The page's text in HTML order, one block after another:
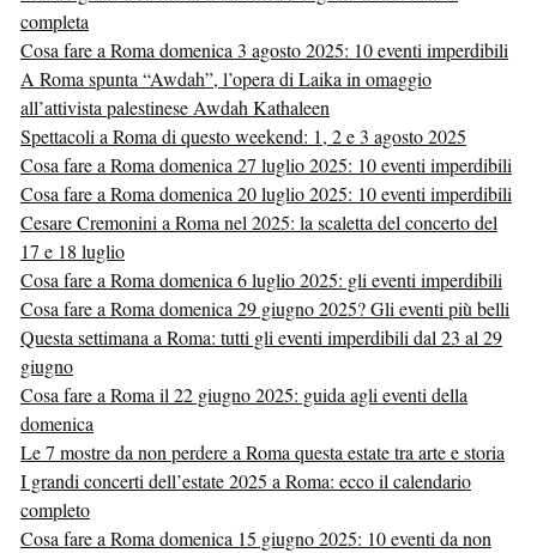
completa
Cosa fare a Roma domenica 3 agosto 2025: 10 eventi imperdibili
A Roma spunta “Awdah”, l’opera di Laika in omaggio
all’attivista palestinese Awdah Kathaleen
Spettacoli a Roma di questo weekend: 1, 2 e 3 agosto 2025
Cosa fare a Roma domenica 27 luglio 2025: 10 eventi imperdibili
Cosa fare a Roma domenica 20 luglio 2025: 10 eventi imperdibili
Cesare Cremonini a Roma nel 2025: la scaletta del concerto del
17 e 18 luglio
Cosa fare a Roma domenica 6 luglio 2025: gli eventi imperdibili
Cosa fare a Roma domenica 29 giugno 2025? Gli eventi più belli
Questa settimana a Roma: tutti gli eventi imperdibili dal 23 al 29
giugno
Cosa fare a Roma il 22 giugno 2025: guida agli eventi della
domenica
Le 7 mostre da non perdere a Roma questa estate tra arte e storia
I grandi concerti dell’estate 2025 a Roma: ecco il calendario
completo
Cosa fare a Roma domenica 15 giugno 2025: 10 eventi da non